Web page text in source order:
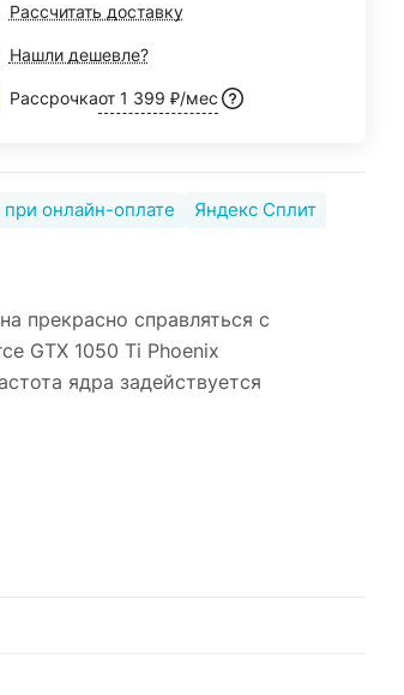
Рассчитать доставку
Нашли дешевле?
Рассрочкаот 1 399 ₽/мес
при онлайн-оплате Яндекс Сплит
прекрасно справляться с
GTX 1050 Ti Phoenix
ядра задействуется